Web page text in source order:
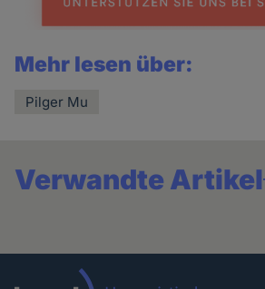
Mehr lesen über:
Pilger Mu
Verwandte Artikel